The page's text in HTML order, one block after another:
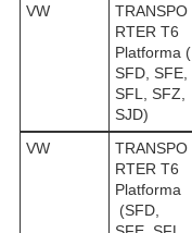
VW
TRANSPO
RTER T6
Platforma (
SFD, SFE,
SFL, SFZ,
SJD)
VW
TRANSPO
RTER T6
Platforma
(SFD,